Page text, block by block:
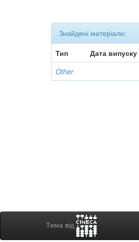
Знайдені матеріали:
Тип
Дата випуску
Other
Тема від